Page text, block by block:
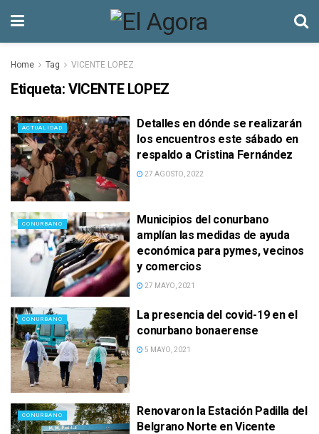
Home Tag VICENTE LOPEZ
Etiqueta: VICENTE LOPEZ
ACTUALIDAD
Detalles en dónde se realizarán
los encuentros este sábado en
respaldo a Cristina Fernández
27 AGOSTO, 2022
CONURBANO
Municipios del conurbano
amplían las medidas de ayuda
económica para pymes, vecinos
y comercios
27 MAYO, 2021
CONURBANO
La presencia del covid-19 en el
conurbano bonaerense
5 MAYO, 2021
CONURBANO
Renovaron la Estación Padilla del
Belgrano Norte en Vicente